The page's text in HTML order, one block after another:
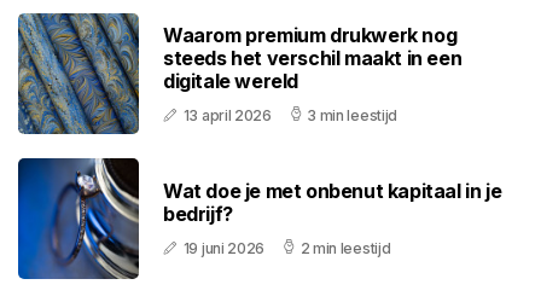
Waarom premium drukwerk nog
steeds het verschil maakt in een
digitale wereld
13 april 2026 3 min leestijd
Wat doe je met onbenut kapitaal in je
bedrijf?
19 juni 2026 2 min leestijd